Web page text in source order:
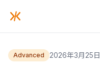
Advanced 2026年3月25日